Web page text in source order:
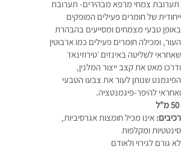
תערובת צמחי מרפא מבהירים- תערובת
ייחודית של חומרים פעילים המופקים
באופן טבעי מצמחים ומסייעים בהבהרת
העור, ומכילה חומרים פעילים כמו ארבוטין
שאחראי לשליטה באינזים ׳טירוזינאז׳
ודרכו מאט את קצב ייצור המלנין,
הפיגמנט שנותן לעור את צבעו הטבעי
ואחראי להיפר-פיגמנטציה.
50 מ"ל
רכיבים: אינו מכיל חומצות אגרסיביות,
סינטטיות ומקלפות
לא גורם לגירוי ולאודם